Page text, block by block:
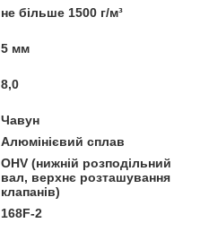
не більше 1500 г/м³
5 мм
8,0
Чавун
Алюмінієвий сплав
OHV (нижній розподільний
вал, верхнє розташування
клапанів)
168F-2